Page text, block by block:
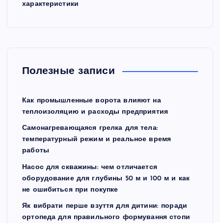
характеристики
Полезные записи
Как промышленные ворота влияют на
теплоизоляцию и расходы предприятия
Самонагревающаяся грелка для тела:
температурный режим и реальное время
работы
Насос для скважины: чем отличается
оборудование для глубины 50 м и 100 м и как
не ошибиться при покупке
Як вибрати перше взуття для дитини: поради
ортопеда для правильного формування стопи